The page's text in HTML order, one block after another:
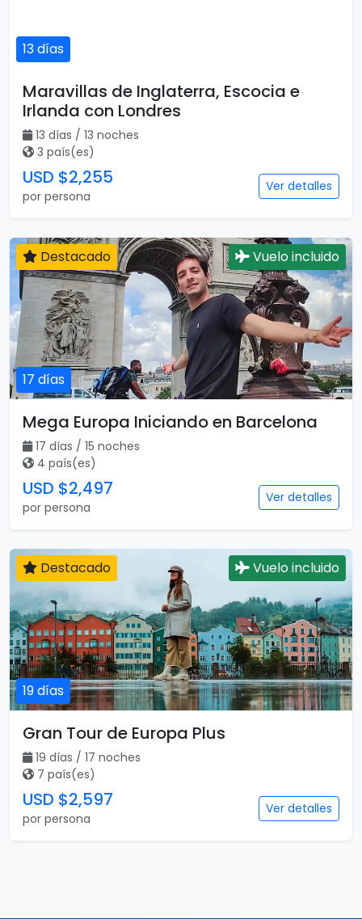
13 días
Maravillas de Inglaterra, Escocia e
Irlanda con Londres
13 días / 13 noches
3 país(es)
USD $2,255
por persona
Ver detalles
17 días
Destacado Vuelo incluido
Mega Europa Iniciando en Barcelona
17 días / 15 noches
4 país(es)
USD $2,497
por persona
Ver detalles
19 días
Destacado Vuelo incluido
Gran Tour de Europa Plus
19 días / 17 noches
7 país(es)
USD $2,597
por persona
Ver detalles